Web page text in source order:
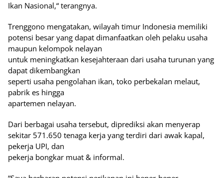
Ikan Nasional,“ terangnya.
Trenggono mengatakan, wilayah timur Indonesia memiliki
potensi besar yang dapat dimanfaatkan oleh pelaku usaha
maupun kelompok nelayan
untuk meningkatkan kesejahteraan dari usaha turunan yang
dapat dikembangkan
seperti usaha pengolahan ikan, toko perbekalan melaut,
pabrik es hingga
apartemen nelayan.
Dari berbagai usaha tersebut, diprediksi akan menyerap
sekitar 571.650 tenaga kerja yang terdiri dari awak kapal,
pekerja UPI, dan
pekerja bongkar muat & informal.